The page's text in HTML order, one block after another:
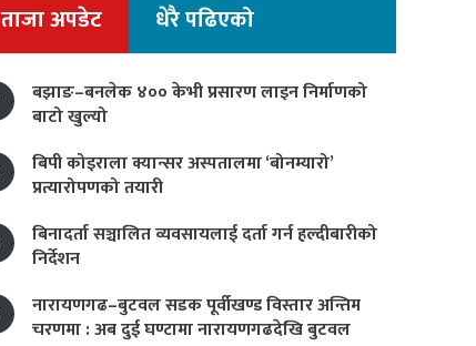
ताजा अपडेट धेरै पढिएको
बझाङ–बनलेक ४०० केभी प्रसारण लाइन निर्माणको
बाटो खुल्यो
बिपी कोइराला क्यान्सर अस्पतालमा ‘बोनम्यारो’
प्रत्यारोपणको तयारी
बिनादर्ता सञ्चालित व्यवसायलाई दर्ता गर्न हल्दीबारीको
निर्देशन
नारायणगढ–बुटवल सडक पूर्वीखण्ड विस्तार अन्तिम
चरणमा : अब दुई घण्टामा नारायणगढदेखि बुटवल